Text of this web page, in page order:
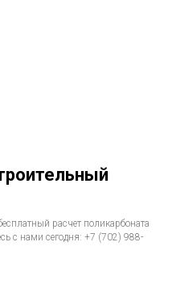
расчет поликарбоната
с нами сегодня: +7 (702) 988-